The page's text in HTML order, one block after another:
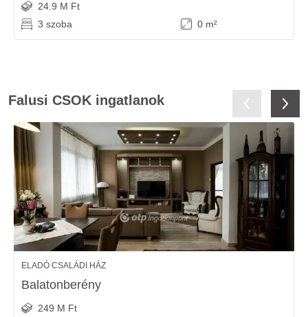
24.9 M Ft
3 szoba
0 m²
Falusi CSOK ingatlanok
ELADÓ CSALÁDI HÁZ
Balatonberény
249 M Ft